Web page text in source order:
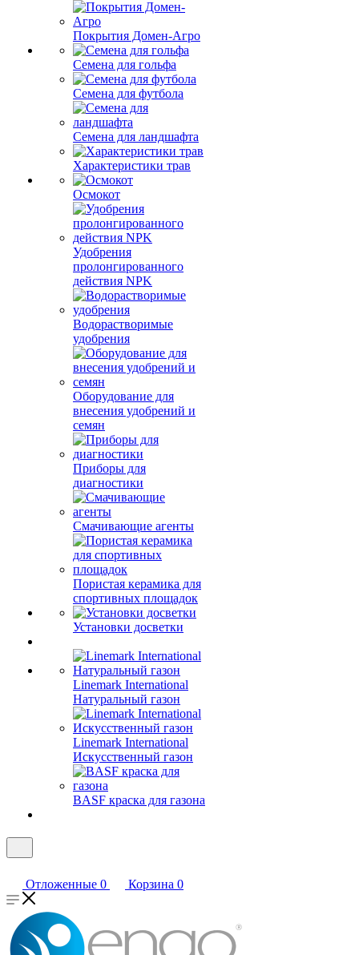
Покрытия Домен-Агро
Семена для гольфа
Семена для футбола
Семена для ландшафта
Характеристики трав
Осмокот
Удобрения
пролонгированного
действия NPK
Водорастворимые
удобрения
Оборудование для
внесения удобрений и
семян
Приборы для
диагностики
Смачивающие агенты
Пористая керамика для
спортивных площадок
Установки досветки
Linemark International
Натуральный газон
Linemark International
Искусственный газон
BASF краска для газона
Отложенные 0 Корзина 0